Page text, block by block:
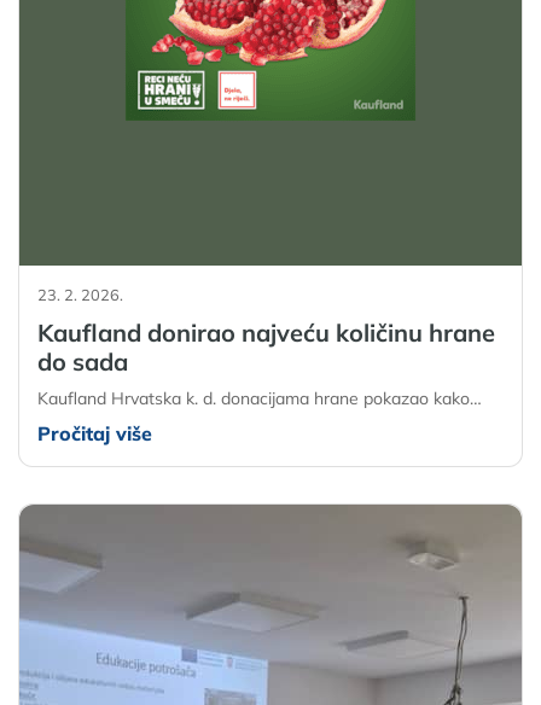
23. 2. 2026.
Kaufland donirao najveću količinu hrane
do sada
Kaufland Hrvatska k. d. donacijama hrane pokazao kako…
Pročitaj više